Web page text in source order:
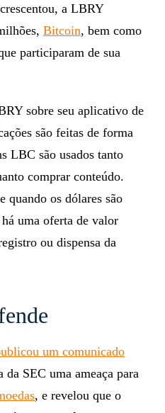
a LBRY
Bitcoin, bem como
participaram de sua
sobre seu aplicativo de
são feitas de forma
LBC são usados tanto
comprar conteúdo.
quando os dólares são
uma oferta de valor
ou dispensa da
um comunicado
SEC uma ameaça para
, e revelou que o